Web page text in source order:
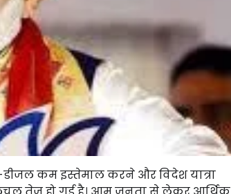
डीजल कम इस्तेमाल करने और विदेश यात्रा